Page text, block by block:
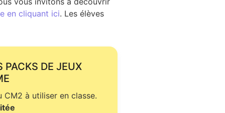
en cliquant ici. Les élèves
PACKS DE JEUX
CM2 à utiliser en classe.